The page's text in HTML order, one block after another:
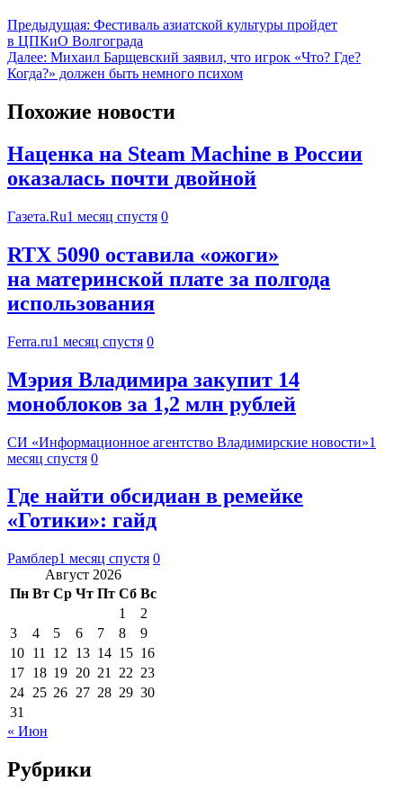
Предыдущая: Фестиваль азиатской культуры пройдет
в ЦПКиО Волгограда
Далее: Михаил Барщевский заявил, что игрок «Что? Где?
Когда?» должен быть немного психом
Похожие новости
Наценка на Steam Machine в России
оказалась почти двойной
Газета.Ru1 месяц спустя 0
RTX 5090 оставила «ожоги»
на материнской плате за полгода
использования
Ferra.ru1 месяц спустя 0
Мэрия Владимира закупит 14
моноблоков за 1,2 млн рублей
СИ «Информационное агентство Владимирские новости»1
месяц спустя 0
Где найти обсидиан в ремейке
«Готики»: гайд
Рамблер1 месяц спустя 0
Август 2026
Пн Вт Ср Чт Пт Сб Вс
1
2
3
4 5 6 7 8
9
10 11 12 13 14 15 16
17 18 19 20 21 22 23
24 25 26 27 28 29 30
31
« Июн
Рубрики